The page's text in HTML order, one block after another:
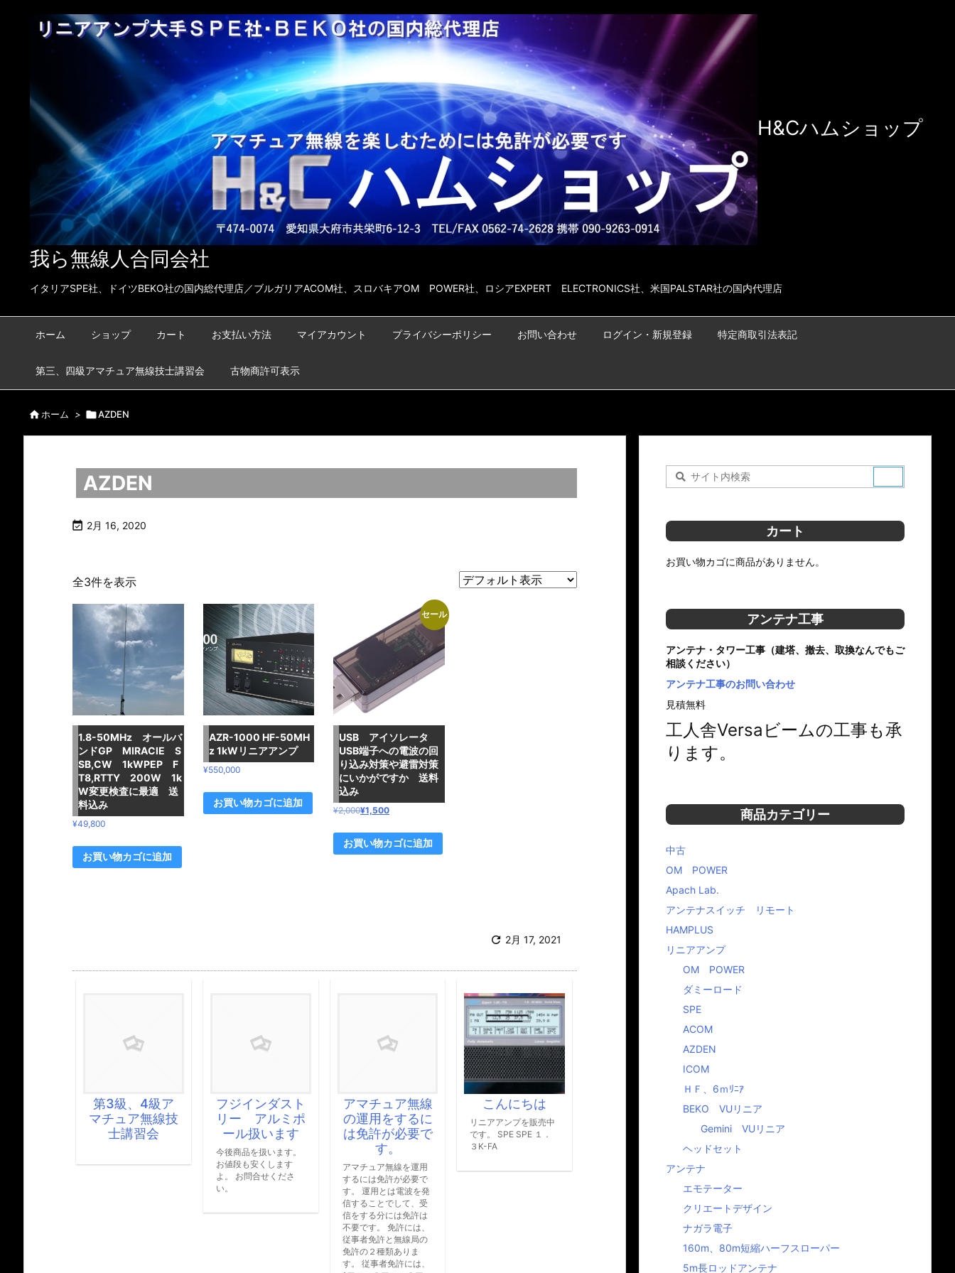
H&Cハムショップ
我ら無線人合同会社
イタリアSPE社、ドイツBEKO社の国内総代理店／ブルガリアACOM社、スロバキアOM POWER社、ロシアEXPERT ELECTRONICS社、米国PALSTAR社の国内代理店
ホーム ショップ カート お支払い方法 マイアカウント プライバシーポリシー お問い合わせ ログイン・新規登録 特定商取引法表記
第三、四級アマチュア無線技士講習会 古物商許可表示
ホーム > AZDEN
AZDEN
 2月 16, 2020
全3件を表示
1.8-50MHz オールバ
ンドGP MIRAClE S
SB,CW 1kWPEP F
T8,RTTY 200W 1k
W変更検査に最適 送
料込み
¥49,800
お買い物カゴに追加
AZR-1000 HF-50MH
z 1kWリニアアンプ
¥550,000
お買い物カゴに追加
セール
USB アイソレータ
USB端子への電波の回
り込み対策や避雷対策
にいかがですか 送料
込み
¥2,000元
価
格
¥1,500現
の
価
お買い物カゴに追加
 2月 17, 2021
フジインダスト
リー アルミポ
ール扱います
お値段も安くします
アマチュア無線
の運用をするに
は免許が必要で
す。
アマチュア無線を運用
するには免許が必要で
信をする分には免許は
こんにちは
リニアアンプを販売中
です。 SPE SPE １．
３K-FA
ホームページア
ドレスの変更と
サイトリニュー
アルとのご案内
平素は格別のご高配を
賜り、厚く御礼申し上
げます。 このたび、
を一新いたしまし
Beko製品販売
再開します
BEKO製品の販売を再
POWER社の正規代理
店になりました。代理
カート
お買い物カゴに商品がありません。
アンテナ工事
アンテナ・タワー工事（建塔、撤去、取換なんでもご
相談ください）
アンテナ工事のお問い合わせ
見積無料
工人舎Versaビームの工事も承
ります。
商品カテゴリー
中古
OM POWER
Apach Lab.
アンテナスイッチ リモート
HAMPLUS
リニアアンプ
OM POWER
ダミーロード
SPE
ACOM
AZDEN
ICOM
ＨＦ、6ｍﾘﾆｱ
BEKO VUリニア
Gemini VUリニア
ヘッドセット
アンテナ
エモテーター
クリエートデザイン
ナガラ電子
160m、80m短縮ハーフスローパー
5m長ロッドアンテナ